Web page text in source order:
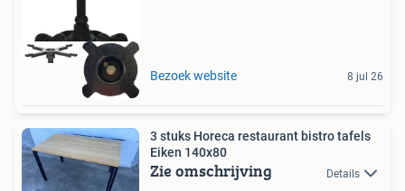
Bezoek website 8 jul 26
3 stuks Horeca restaurant bistro tafels
Eiken 140x80
Zie omschrijving Details